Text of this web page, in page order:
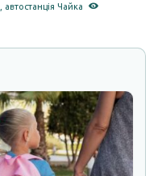
автостанція Чайка